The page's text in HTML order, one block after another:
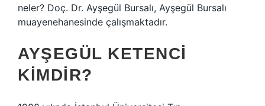
neler? Doç. Dr. Ayşegül Bursalı, Ayşegül Bursalı
muayenehanesinde çalışmaktadır.
AYŞEGÜL KETENCI
KIMDIR?